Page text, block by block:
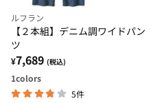
ルフラン
【２本組】デニム調ワイドパン
ツ
¥7,689 (税込)
1colors
5件